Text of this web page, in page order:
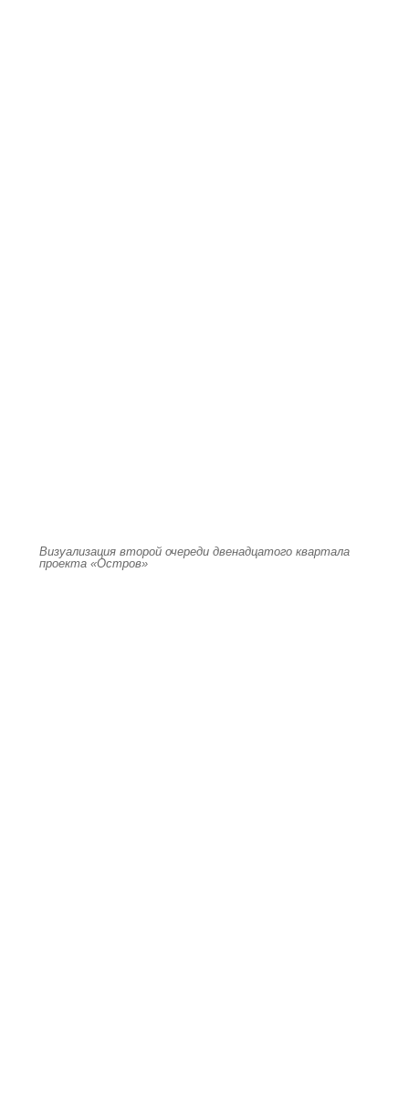
Визуализация второй очереди двенадцатого квартала
проекта «Остров»